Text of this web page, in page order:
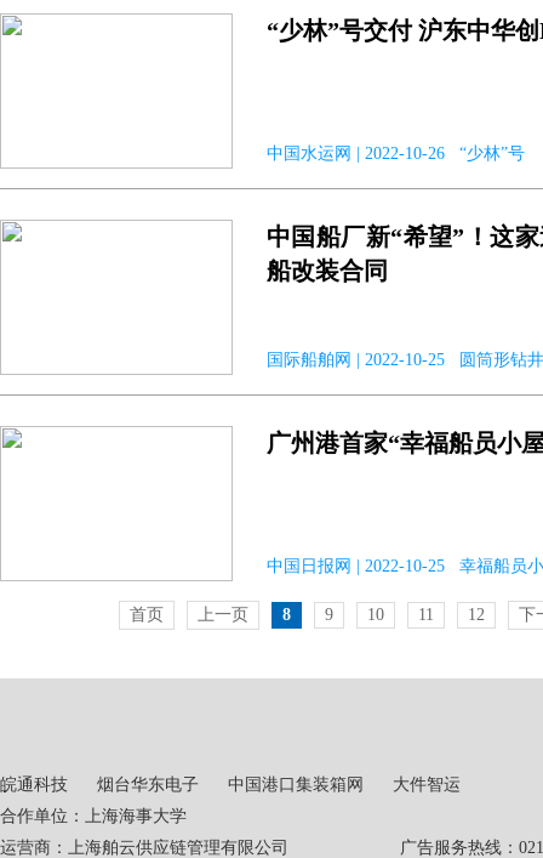
“少林”号交付 沪东中华
中国水运网 | 2022-10-26 “少林”号
中国船厂新“希望”！这
船改装合同
国际船舶网 | 2022-10-25 圆筒形钻
广州港首家“幸福船员小
中国日报网 | 2022-10-25 幸福船员
首页 上一页 8 9 10 11 12 下
皖通科技 烟台华东电子 中国港口集装箱网
大件智运
合作单位：上海海事大学
运营商：上海舶云供应链管理有限公司 广告服务热线：021-